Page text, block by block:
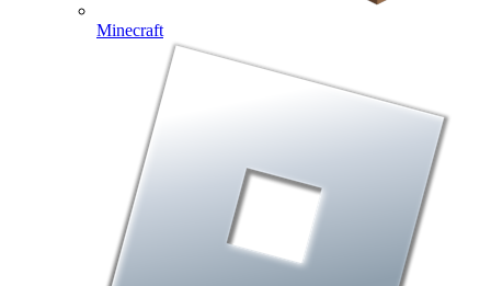
Minecraft